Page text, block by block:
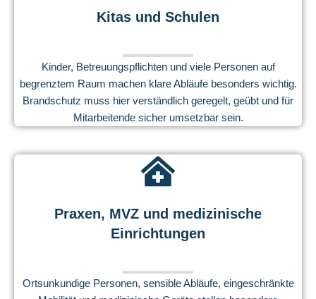
Kitas und Schulen
Kinder, Betreuungspflichten und viele Personen auf
begrenztem Raum machen klare Abläufe besonders wichtig.
Brandschutz muss hier verständlich geregelt, geübt und für
Mitarbeitende sicher umsetzbar sein.
Praxen, MVZ und medizinische
Einrichtungen
Ortsunkundige Personen, sensible Abläufe, eingeschränkte